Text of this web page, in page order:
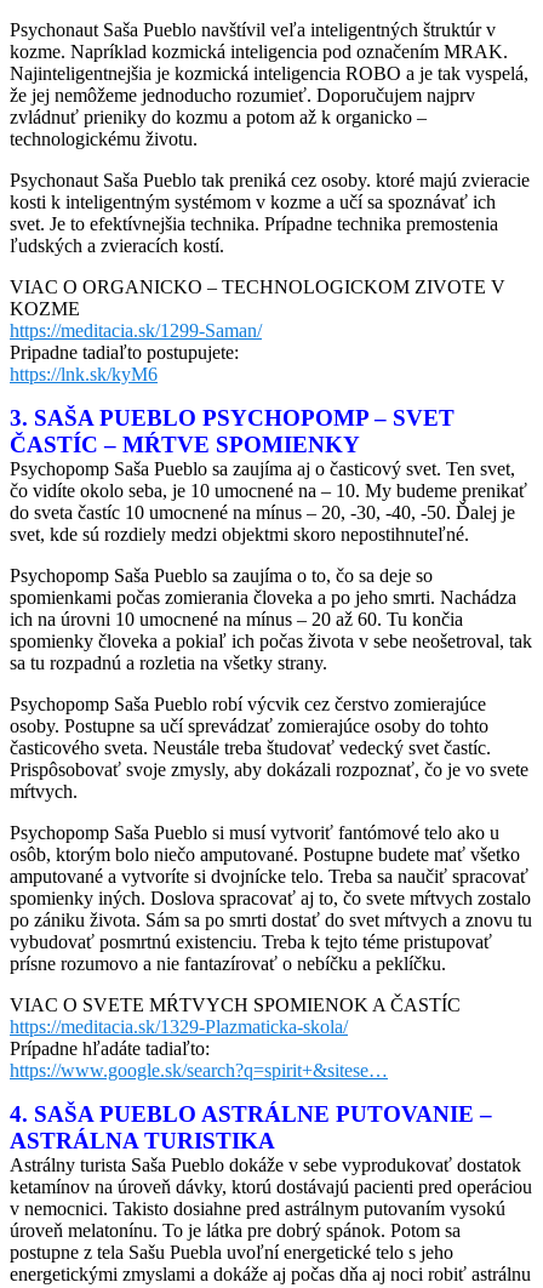
Psychonaut Saša Pueblo navštívil veľa inteligentných štruktúr v
kozme. Napríklad kozmická inteligencia pod označením MRAK.
Najinteligentnejšia je kozmická inteligencia ROBO a je tak vyspelá,
že jej nemôžeme jednoducho rozumieť. Doporučujem najprv
zvládnuť prieniky do kozmu a potom až k organicko –
technologickému životu.
Psychonaut Saša Pueblo tak preniká cez osoby. ktoré majú zvieracie
kosti k inteligentným systémom v kozme a učí sa spoznávať ich
svet. Je to efektívnejšia technika. Prípadne technika premostenia
ľudských a zvieracích kostí.
VIAC O ORGANICKO – TECHNOLOGICKOM ZIVOTE V
KOZME
https://meditacia.sk/1299-Saman/
Pripadne tadiaľto postupujete:
https://lnk.sk/kyM6
3. SAŠA PUEBLO PSYCHOPOMP – SVET
ČASTÍC – MŔTVE SPOMIENKY
Psychopomp Saša Pueblo sa zaujíma aj o časticový svet. Ten svet,
čo vidíte okolo seba, je 10 umocnené na – 10. My budeme prenikať
do sveta častíc 10 umocnené na mínus – 20, -30, -40, -50. Ďalej je
svet, kde sú rozdiely medzi objektmi skoro nepostihnuteľné.
Psychopomp Saša Pueblo sa zaujíma o to, čo sa deje so
spomienkami počas zomierania človeka a po jeho smrti. Nachádza
ich na úrovni 10 umocnené na mínus – 20 až 60. Tu končia
spomienky človeka a pokiaľ ich počas života v sebe neošetroval, tak
sa tu rozpadnú a rozletia na všetky strany.
Psychopomp Saša Pueblo robí výcvik cez čerstvo zomierajúce
osoby. Postupne sa učí sprevádzať zomierajúce osoby do tohto
časticového sveta. Neustále treba študovať vedecký svet častíc.
Prispôsobovať svoje zmysly, aby dokázali rozpoznať, čo je vo svete
mŕtvych.
Psychopomp Saša Pueblo si musí vytvoriť fantómové telo ako u
osôb, ktorým bolo niečo amputované. Postupne budete mať všetko
amputované a vytvoríte si dvojnícke telo. Treba sa naučiť spracovať
spomienky iných. Doslova spracovať aj to, čo svete mŕtvych zostalo
po zániku života. Sám sa po smrti dostať do svet mŕtvych a znovu tu
vybudovať posmrtnú existenciu. Treba k tejto téme pristupovať
prísne rozumovo a nie fantazírovať o nebíčku a peklíčku.
VIAC O SVETE MŔTVYCH SPOMIENOK A ČASTÍC
https://meditacia.sk/1329-Plazmaticka-skola/
Prípadne hľadáte tadiaľto:
https://www.google.sk/search?q=spirit+&sitese…
4. SAŠA PUEBLO ASTRÁLNE PUTOVANIE –
ASTRÁLNA TURISTIKA
Astrálny turista Saša Pueblo dokáže v sebe vyprodukovať dostatok
ketamínov na úroveň dávky, ktorú dostávajú pacienti pred operáciou
v nemocnici. Takisto dosiahne pred astrálnym putovaním vysokú
úroveň melatonínu. To je látka pre dobrý spánok. Potom sa
postupne z tela Sašu Puebla uvoľní energetické telo s jeho
energetickými zmyslami a dokáže aj počas dňa aj noci robiť astrálnu